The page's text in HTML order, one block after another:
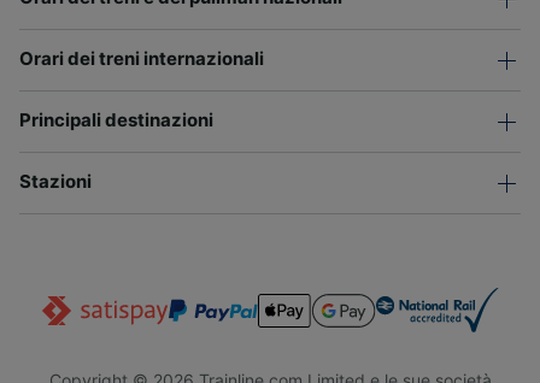
Orari dei treni internazionali
Principali destinazioni
Stazioni